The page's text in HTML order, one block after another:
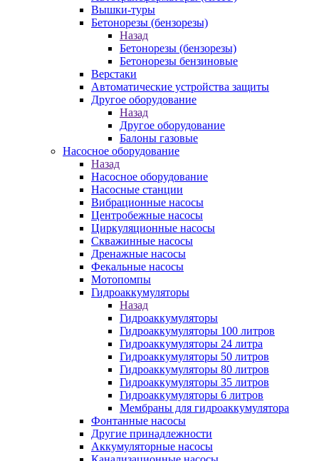
Вышки-туры
Бетонорезы (бензорезы)
Назад
Бетонорезы (бензорезы)
Бетонорезы бензиновые
Верстаки
Автоматические устройства защиты
Другое оборудование
Назад
Другое оборудование
Балоны газовые
Насосное оборудование
Назад
Насосное оборудование
Насосные станции
Вибрационные насосы
Центробежные насосы
Циркуляционные насосы
Скважинные насосы
Дренажные насосы
Фекальные насосы
Мотопомпы
Гидроаккумуляторы
Назад
Гидроаккумуляторы
Гидроаккумуляторы 100 литров
Гидроаккумуляторы 24 литра
Гидроаккумуляторы 50 литров
Гидроаккумуляторы 80 литров
Гидроаккумуляторы 35 литров
Гидроаккумуляторы 6 литров
Мембраны для гидроаккумулятора
Фонтанные насосы
Другие принадлежности
Аккумуляторные насосы